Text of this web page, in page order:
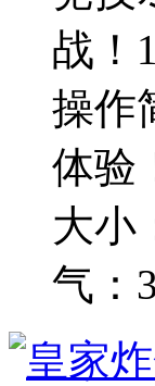
战！
操作
体验
大
气